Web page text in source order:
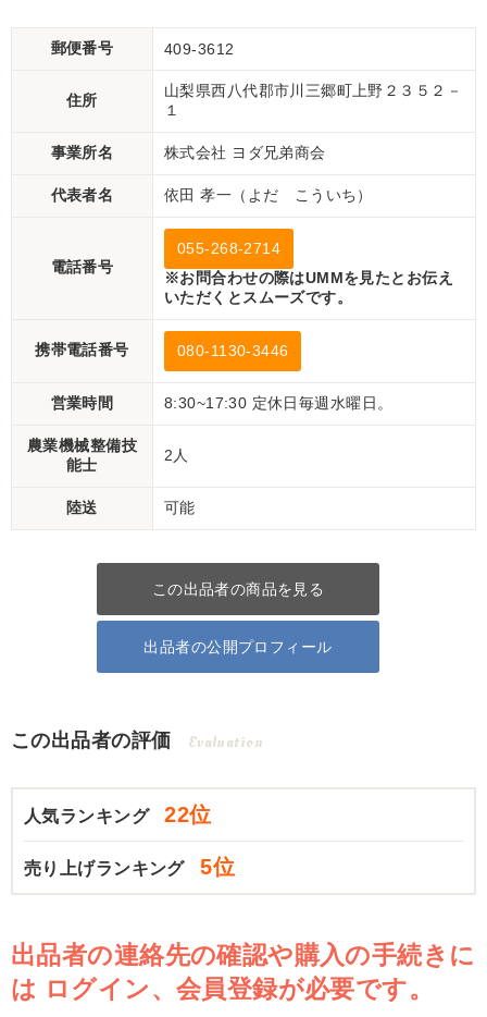
郵便番号 409-3612
住所
山梨県西八代郡市川三郷町上野２３５２－
１
事業所名 株式会社 ヨダ兄弟商会
代表者名 依田 孝一（よだ こういち）
電話番号
055-268-2714
※お問合わせの際はUMMを見たとお伝え
いただくとスムーズです。
携帯電話番号 080-1130-3446
営業時間 8:30~17:30 定休日毎週水曜日。
農業機械整備技
能士
2人
陸送 可能
この出品者の商品を見る
出品者の公開プロフィール
この出品者の評価 Evaluation
人気ランキング 22位
売り上げランキング 5位
出品者の連絡先の確認や購入の手続きに
は ログイン、会員登録が必要です。